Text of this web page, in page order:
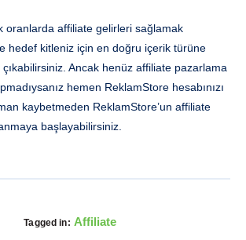
oranlarda affiliate gelirleri sağlamak
hedef kitleniz için en doğru içerik türüne
Ancak henüz affiliate pazarlama
hemen ReklamStore hesabınızı
kaybetmeden ReklamStore’un affiliate
başlayabilirsiniz.
Tagged in: Affiliate